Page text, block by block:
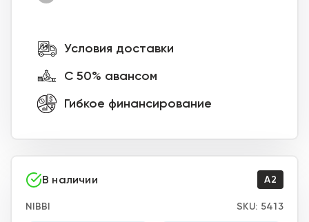
Условия доставки
С 50% авансом
Гибкое финансирование
В наличии A2
NIBBI SKU: 5413